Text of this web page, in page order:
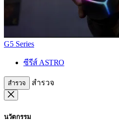
G5 Series
ซีรีส์ ASTRO
สำรวจ สำรวจ
นวัตกรรม